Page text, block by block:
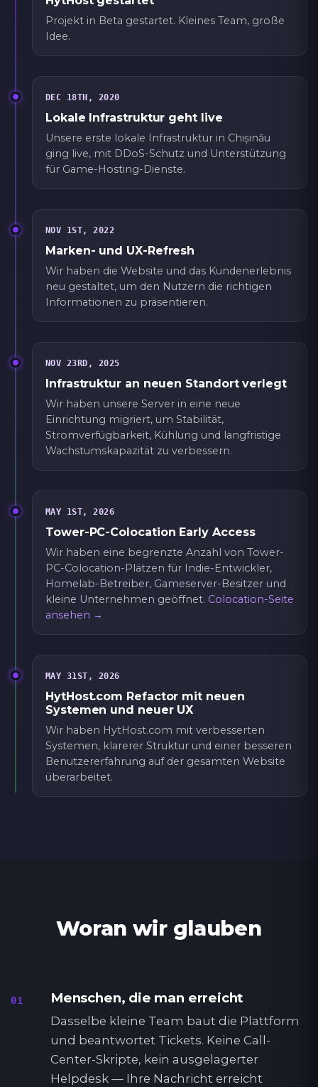
Projekt in Beta gestartet. Kleines Team, große
Idee.
DEC 18TH, 2020
Lokale Infrastruktur geht live
Unsere erste lokale Infrastruktur in Chișinău
ging live, mit DDoS-Schutz und Unterstützung
für Game-Hosting-Dienste.
NOV 1ST, 2022
Marken- und UX-Refresh
Wir haben die Website und das Kundenerlebnis
neu gestaltet, um den Nutzern die richtigen
Informationen zu präsentieren.
NOV 23RD, 2025
Infrastruktur an neuen Standort verlegt
Wir haben unsere Server in eine neue
Einrichtung migriert, um Stabilität,
Stromverfügbarkeit, Kühlung und langfristige
Wachstumskapazität zu verbessern.
MAY 1ST, 2026
Tower-PC-Colocation Early Access
Wir haben eine begrenzte Anzahl von Tower-
PC-Colocation-Plätzen für Indie-Entwickler,
Homelab-Betreiber, Gameserver-Besitzer und
kleine Unternehmen geöffnet. Colocation-Seite
ansehen →
MAY 31ST, 2026
HytHost.com Refactor mit neuen
Systemen und neuer UX
Wir haben HytHost.com mit verbesserten
Systemen, klarerer Struktur und einer besseren
Benutzererfahrung auf der gesamten Website
überarbeitet.
Woran wir glauben
01 Menschen, die man erreicht
Dasselbe kleine Team baut die Plattform
und beantwortet Tickets. Keine Call-
Center-Skripte, kein ausgelagerter
Helpdesk — Ihre Nachricht erreicht